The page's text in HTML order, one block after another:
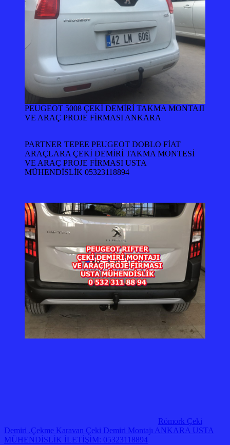
PEUGEOT 5008 ÇEKİ DEMİRİ TAKMA MONTAJI
VE ARAÇ PROJE FİRMASI ANKARA
PARTNER TEPEE PEUGEOT DOBLO FİAT
ARAÇLARA ÇEKİ DEMİRİ TAKMA MONTESİ
VE ARAÇ PROJE FİRMASI USTA
MÜHENDİSLİK 05323118894
Römork Çeki
Demiri .Çekme Karavan Çeki Demiri Montajı ANKARA USTA
MÜHENDİSLİK İLETİŞİM: 05323118894